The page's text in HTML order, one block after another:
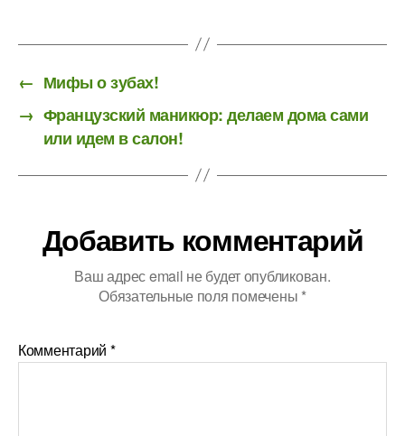
← Мифы о зубах!
→ Французский маникюр: делаем дома сами
или идем в салон!
Добавить комментарий
Ваш адрес email не будет опубликован.
Обязательные поля помечены *
Комментарий *